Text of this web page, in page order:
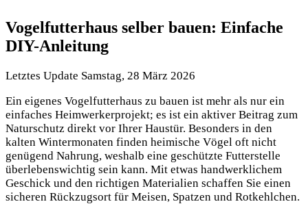
Vogelfutterhaus selber bauen: Einfache
DIY-Anleitung
Letztes Update Samstag, 28 März 2026
Ein eigenes Vogelfutterhaus zu bauen ist mehr als nur ein
einfaches Heimwerkerprojekt; es ist ein aktiver Beitrag zum
Naturschutz direkt vor Ihrer Haustür. Besonders in den
kalten Wintermonaten finden heimische Vögel oft nicht
genügend Nahrung, weshalb eine geschützte Futterstelle
überlebenswichtig sein kann. Mit etwas handwerklichem
Geschick und den richtigen Materialien schaffen Sie einen
sicheren Rückzugsort für Meisen, Spatzen und Rotkehlchen.